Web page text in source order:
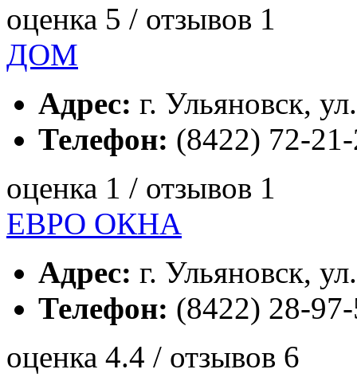
оценка 5 / отзывов 1
ДОМ
Адрес: г. Ульяновск,
Телефон: (8422) 72-
оценка 1 / отзывов 1
ЕВРО ОКНА
Адрес: г. Ульяновск,
Телефон: (8422) 28-
оценка 4.4 / отзывов 6